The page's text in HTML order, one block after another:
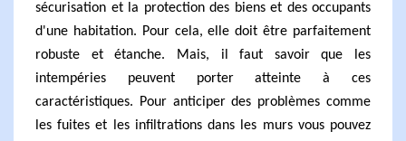
sécurisation et la protection des biens et des occupants
d'une habitation. Pour cela, elle doit être parfaitement
robuste et étanche. Mais, il faut savoir que les
intempéries peuvent porter atteinte à ces
caractéristiques. Pour anticiper des problèmes comme
les fuites et les infiltrations dans les murs vous pouvez